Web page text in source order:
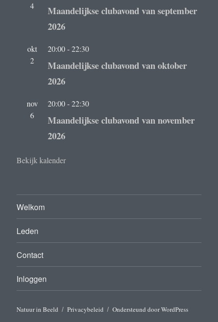
4
Maandelijkse clubavond van september
2026
okt
2
20:00-22:30
Maandelijkse clubavond van oktober
2026
nov
6
20:00-22:30
Maandelijkse clubavond van november
2026
Bekijk kalender
Welkom
Leden
Contact
Inloggen
Natuur in Beeld Privacybeleid Ondersteund door WordPress